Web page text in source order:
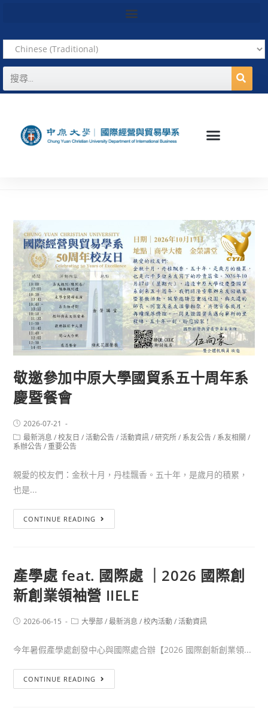
敬邀參加中原大學國貿系五十周年系
慶暨餐會
2026-07-21
最新消息 / 校友日 / 活動公告 / 活動資訊 / 研究所 / 系友公告 / 系友相關 /
系辦公告 / 重要公告
親愛的校友們：金秋十月，丹桂飄香。五十年，是歲月的積累，
也是...
CONTINUE READING
產學處 feat. 國際處 ｜2026 國際創
新創業領袖營 IIELE
2026-06-15 大學部 / 最新消息 / 校內活動 / 活動資訊
今年暑假產學處創發中心與國際處合辦【2026 國際創新創業領...
CONTINUE READING